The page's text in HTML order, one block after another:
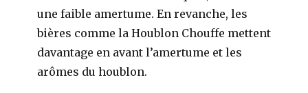
une faible amertume. En revanche, les
bières comme la Houblon Chouffe mettent
davantage en avant l’amertume et les
arômes du houblon.